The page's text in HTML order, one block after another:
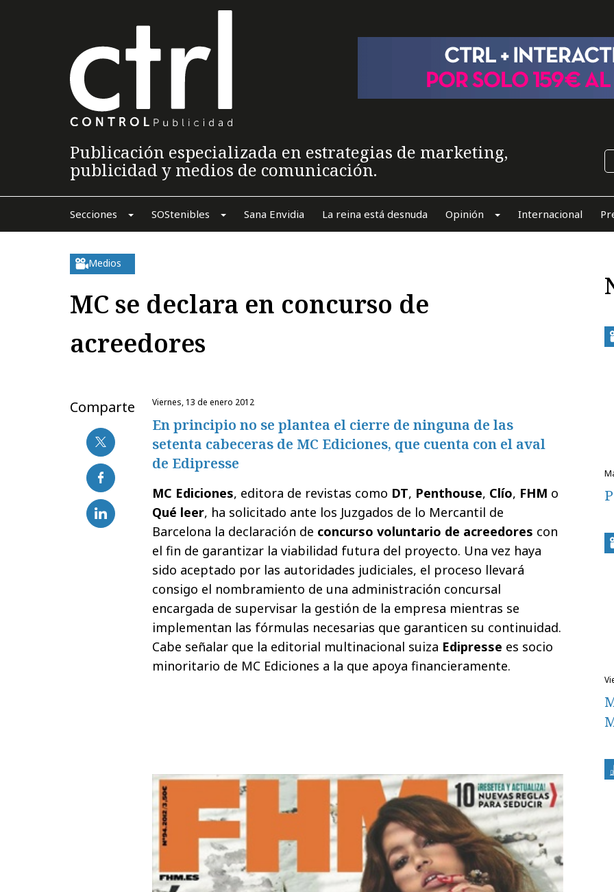
Publicación especializada en estrategias de marketing,
publicidad y medios de comunicación.
Secciones SOStenibles Sana Envidia La reina está desnuda Opinión Internacional
Medios
MC se declara en concurso de
acreedores
Comparte viernes, 13 de enero 2012
En principio no se plantea el cierre de ninguna de las
setenta cabeceras de MC Ediciones, que cuenta con el aval
de Edipresse
MC Ediciones, editora de revistas como DT, Penthouse, Clío, FHM o
Qué leer, ha solicitado ante los Juzgados de lo Mercantil de
Barcelona la declaración de concurso voluntario de acreedores con
el fin de garantizar la viabilidad futura del proyecto. Una vez haya
sido aceptado por las autoridades judiciales, el proceso llevará
consigo el nombramiento de una administración concursal
encargada de supervisar la gestión de la empresa mientras se
implementan las fórmulas necesarias que garanticen su continuidad.
Cabe señalar que la editorial multinacional suiza Edipresse es socio
minoritario de MC Ediciones a la que apoya financieramente.